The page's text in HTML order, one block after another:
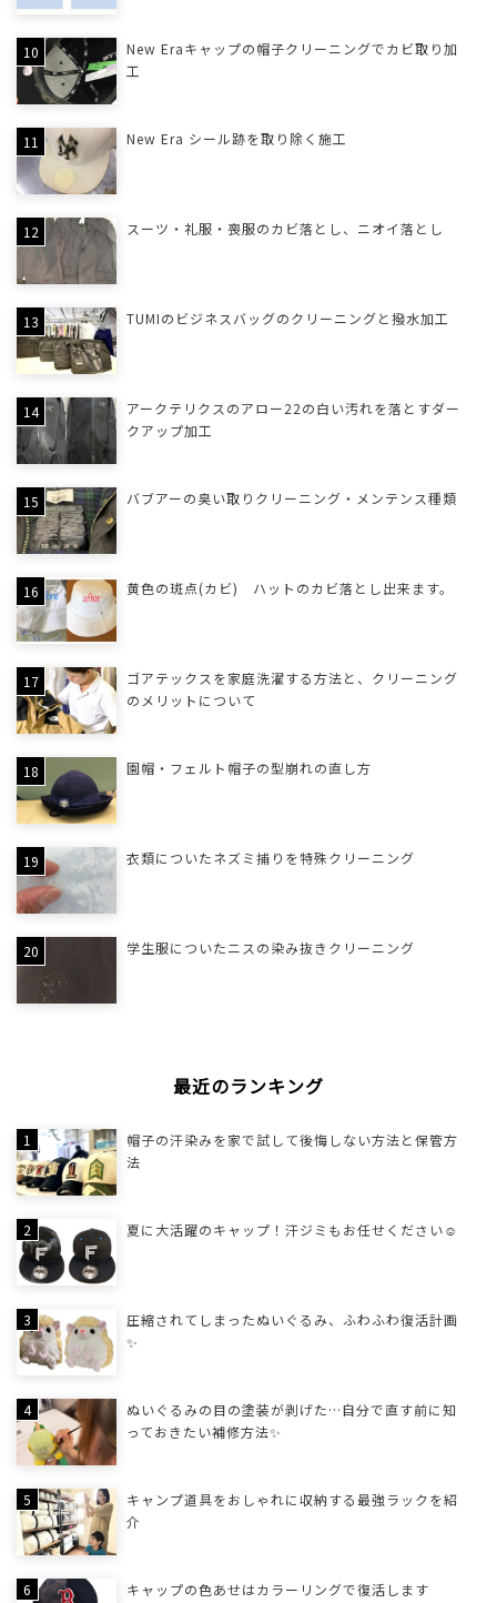
New Eraキャップの帽子クリーニングでカビ取り加
工
New Era シール跡を取り除く施工
スーツ・礼服・喪服のカビ落とし、ニオイ落とし
TUMIのビジネスバッグのクリーニングと撥水加工
アークテリクスのアロー22の白い汚れを落とすダー
クアップ加工
バブアーの臭い取りクリーニング・メンテンス種類
黄色の斑点(カビ) ハットのカビ落とし出来ます。
ゴアテックスを家庭洗濯する方法と、クリーニング
のメリットについて
園帽・フェルト帽子の型崩れの直し方
衣類についたネズミ捕りを特殊クリーニング
学生服についたニスの染み抜きクリーニング
最近のランキング
帽子の汗染みを家で試して後悔しない方法と保管方
法
夏に大活躍のキャップ！汗ジミもお任せください☺
圧縮されてしまったぬいぐるみ、ふわふわ復活計画
✨
ぬいぐるみの目の塗装が剥げた…自分で直す前に知
っておきたい補修方法✨
キャンプ道具をおしゃれに収納する最強ラックを紹
介
キャップの色あせはカラーリングで復活します